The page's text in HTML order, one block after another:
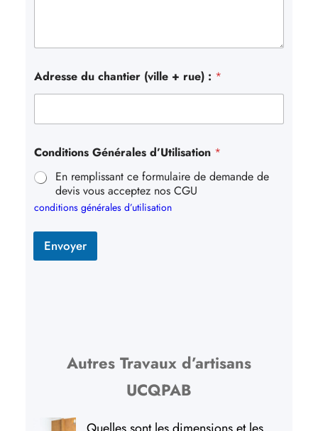
Adresse du chantier (ville + rue) : *
Conditions Générales d’Utilisation *
En remplissant ce formulaire de demande de
devis vous acceptez nos CGU
conditions générales d’utilisation
Envoyer
Autres Travaux d’artisans
UCQPAB